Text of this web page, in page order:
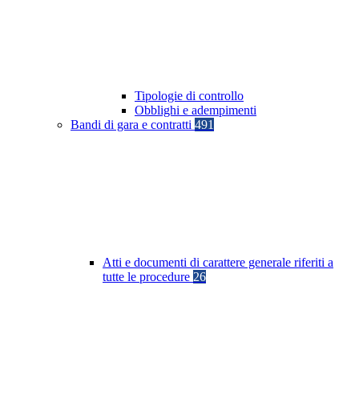
Tipologie di controllo
Obblighi e adempimenti
Bandi di gara e contratti 491
Atti e documenti di carattere generale riferiti a
tutte le procedure 26